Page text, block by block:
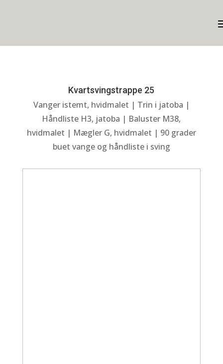
Kvartsvingstrappe 25
Vanger istemt, hvidmalet | Trin i jatoba |
Håndliste H3, jatoba | Baluster M38,
hvidmalet | Mægler G, hvidmalet | 90 grader
buet vange og håndliste i sving